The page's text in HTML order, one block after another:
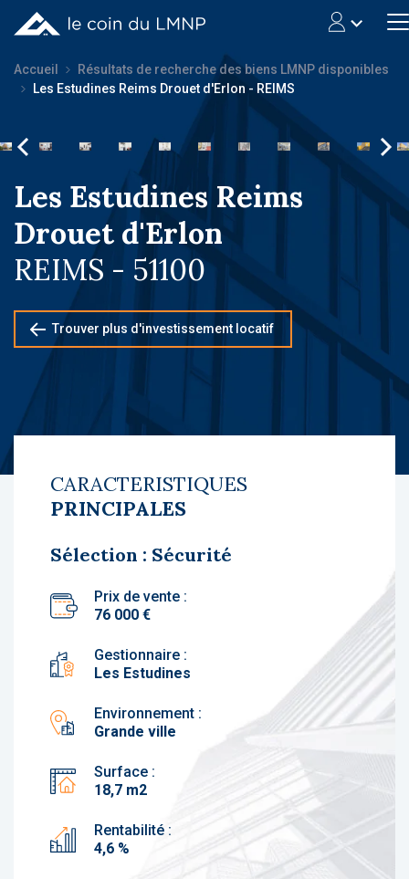
Accueil
Résultats de recherche des biens LMNP disponibles
Les Estudines Reims Drouet d'Erlon - REIMS
Les Estudines Reims
Drouet d'Erlon
REIMS - 51100
Trouver plus d'investissement locatif
CARACTERISTIQUES
PRINCIPALES
Sélection : Sécurité
Prix de vente :
76 000 €
Gestionnaire :
Les Estudines
Environnement :
Grande ville
Surface :
18,7 m2
Rentabilité :
4,6 %